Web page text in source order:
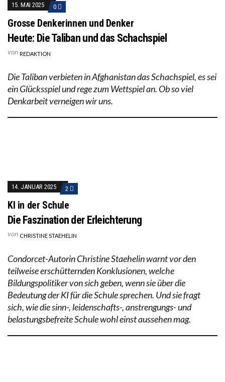
15. MAI 2025 0
Grosse Denkerinnen und Denker
Heute: Die Taliban und das Schachspiel
von REDAKTION
Die Taliban verbieten in Afghanistan das Schachspiel, es sei
ein Glücksspiel und rege zum Wettspiel an. Ob so viel
Denkarbeit verneigen wir uns.
14. JANUAR 2025 2
KI in der Schule
Die Faszination der Erleichterung
von CHRISTINE STAEHELIN
Condorcet-Autorin Christine Staehelin warnt vor den
teilweise erschütternden Konklusionen, welche
Bildungspolitiker von sich geben, wenn sie über die
Bedeutung der KI für die Schule sprechen. Und sie fragt
sich, wie die sinn-, leidenschafts-, anstrengungs- und
belastungsbefreite Schule wohl einst aussehen mag.